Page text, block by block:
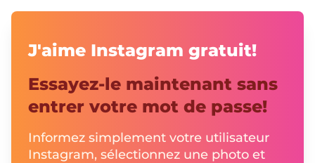
J'aime Instagram gratuit!
Essayez-le maintenant sans
entrer votre mot de passe!
Informez simplement votre utilisateur
Instagram, sélectionnez une photo et